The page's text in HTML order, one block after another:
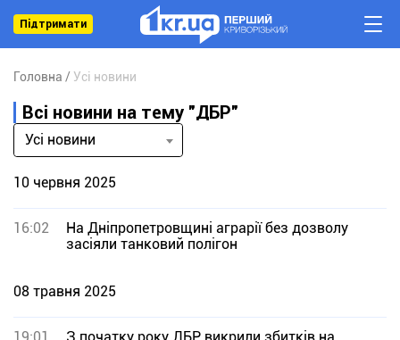
Підтримати
Головна Усі новини
Всі новини на тему "ДБР"
Усі новини
10 червня 2025
16:02
На Дніпропетровщині аграрії без дозволу
засіяли танковий полігон
08 травня 2025